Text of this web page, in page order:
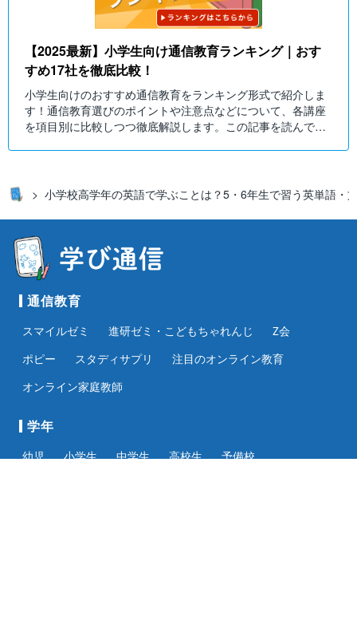
【2025最新】小学生向け通信教育ランキング｜おす
すめ17社を徹底比較！
小学生向けのおすすめ通信教育をランキング形式で紹介しま
す！通信教育選びのポイントや注意点などについて、各講座
を項目別に比較しつつ徹底解説します。この記事を読んでお
小学校高学年の英語で学ぶことは？5・6年生で習う英単語・
通信教育
スマイルゼミ 進研ゼミ・こどもちゃれんじ
Z会
ポピー
スタディサプリ
注目のオンライン教育
オンライン家庭教師
学年
幼児 小学生 中学生 高校生 予備校